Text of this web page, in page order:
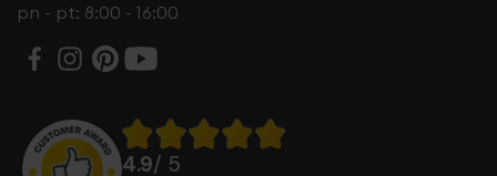
pn - pt: 8:00 - 16:00
4.9/ 5